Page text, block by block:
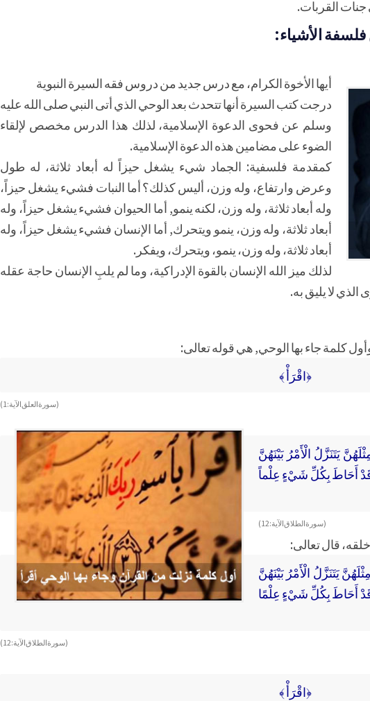
القربات.
الأشياء:
أيها الأخوة الكرام، مع درس جديد من دروس فقه السيرة النبوية
درجت كتب السيرة أنها تتحدث بعد الوحي الذي أتى النبي صلى الله عليه
وسلم عن فحوى الدعوة الإسلامية، لذلك هذا الدرس مخصص لإلقاء
الضوء على مضامين هذه الدعوة الإسلامية.
كمقدمة فلسفية: الجماد شيء يشغل حيزاً له أبعاد ثلاثة، له طول
وعرض وارتفاع، وله وزن، أليس كذلك؟ أما النبات فشيء يشغل حيزاً،
وله أبعاد ثلاثة، وله وزن، لكنه ينمو, أما الحيوان فشيء يشغل حيزاً، وله
أبعاد ثلاثة، وله وزن، ينمو ويتحرك, أما الإنسان فشيء يشغل حيزاً، وله
أبعاد ثلاثة، وله وزن، ينمو، ويتحرك، ويفكر.
لذلك ميز الله الإنسان بالقوة الإدراكية، وما لم يلبِ الإنسان حاجة عقله
لا يليق به.
كلمة جاء بها الوحي, هي قوله تعالى:
﴿اقْرَأْ ﴾
( سورة العلق الآية: 1 )
يَتَنَزَّلُ الْأَمْرُ بَيْنَهُنَّ
قَدْ أَحَاطَ بِكُلِّ شَيْءٍ عِلْماً
( سورة الطلاق الآية: 12)
قال تعالى:
يَتَنَزَّلُ الْأَمْرُ بَيْنَهُنَّ
قَدْ أَحَاطَ بِكُلِّ شَيْءٍ عِلْمًا
( سورة الطلاق الآية: 12)
﴿اقْرَأْ ﴾